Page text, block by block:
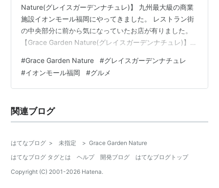
Nature(グレイスガーデンナチュレ)】 九州最大級の商業
施設イオンモール福岡にやってきました。 レストラン街
の中央部分に前から気になっていたお店が有りました。
【Grace Garden Nature(グレイスガーデンナチュレ)】
スィーツ等、女性が好む食材を中心としたメニューで人
気のお店です。 サラダドリンクバーのセットを堪能しま
したよ。 写真は明太子とツナとマヨネーズ、のりがトッ
がとてもまろやかで優しい味付けになってます。 塩辛
い…
#Grace Garden Nature #グレイスガーデンナチュレ
#イオンモール福岡 #グルメ
関連ブログ
はてなブログ > 未指定 > Grace Garden Nature
はてなブログ タグとは
ヘルプ 開発ブログ
はてなブログトップ
Copyright (C) 2001-2026 Hatena.